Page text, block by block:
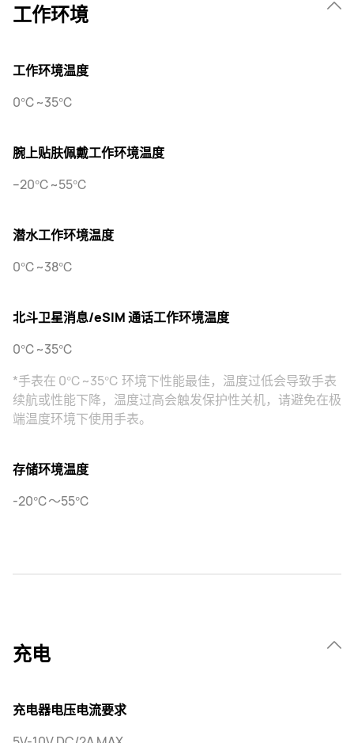
工作环境
工作环境温度
0℃~35℃
腕上贴肤佩戴工作环境温度
–20℃~55℃
潜水工作环境温度
0℃~38℃
北斗卫星消息/eSIM 通话工作环境温度
0℃~35℃
*手表在 0℃~35℃ 环境下性能最佳，温度过低会导致手表
续航或性能下降，温度过高会触发保护性关机，请避免在极
端温度环境下使用手表。
存储环境温度
-20℃～55℃
充电
充电器电压电流要求